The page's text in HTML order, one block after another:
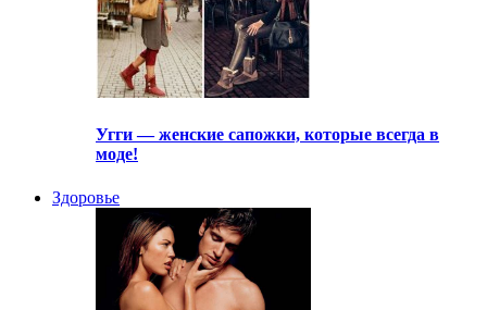
Угги — женские сапожки, которые всегда в
моде!
Здоровье